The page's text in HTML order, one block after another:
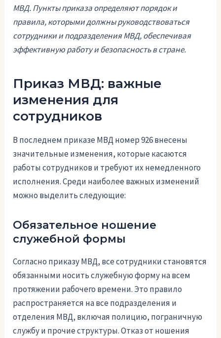
МВД. Пункты приказа определяют порядок и
правила, которыми должны руководствоваться
сотрудники и подразделения МВД, обеспечивая
эффективную работу и безопасность в стране.
Приказ МВД: важные
изменения для
сотрудников
В последнем приказе МВД номер 926 внесены
значительные изменения, которые касаются
работы сотрудников и требуют их немедленного
исполнения. Среди наиболее важных изменений
можно выделить следующие:
Обязательное ношение
служебной формы
Согласно приказу МВД, все сотрудники становятся
обязанными носить служебную форму на всем
протяжении рабочего времени. Это правило
распространяется на все подразделения и
отделения МВД, включая полицию, пограничную
службу и прочие структуры. Отказ от ношения